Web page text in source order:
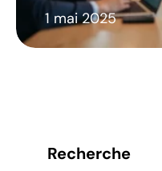
1 mai 2025
Recherche